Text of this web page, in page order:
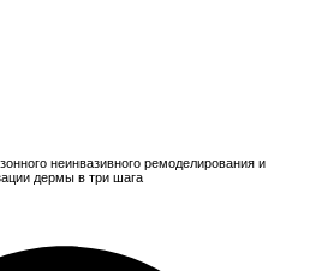
неинвазивного ремоделирования и
дермы в три шага